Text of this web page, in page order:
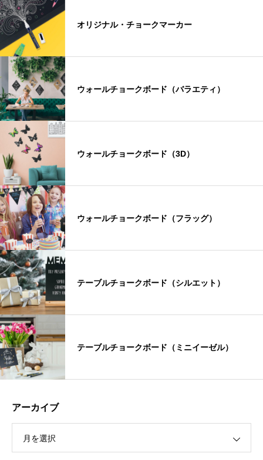
オリジナル・チョークマーカー
ウォールチョークボード（バラエティ）
ウォールチョークボード（3D）
ウォールチョークボード（フラッグ）
テーブルチョークボード（シルエット）
テーブルチョークボード（ミニイーゼル）
アーカイブ
月を選択